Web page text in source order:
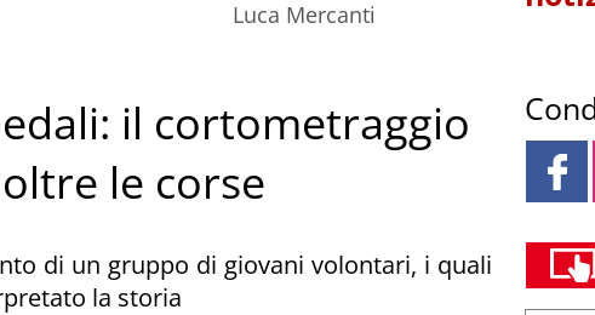
Luca Mercanti
il cortometraggio
le corse
di un gruppo di giovani volontari, i quali
la storia